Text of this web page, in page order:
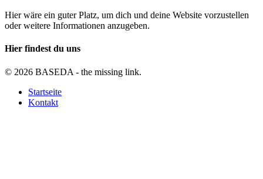
Hier wäre ein guter Platz, um dich und deine Website vorzustellen
oder weitere Informationen anzugeben.
Hier findest du uns
© 2026 BASEDA - the missing link.
Close
Menu
Startseite
Kontakt